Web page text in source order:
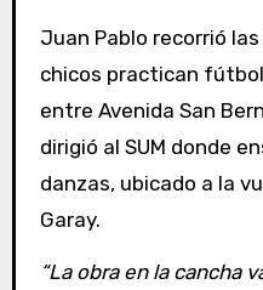
Juan Pablo recorrió
chicos practican
entre Avenida San
dirigió al SUM donde
danzas, ubicado a la
Garay.
“La obra en la cancha